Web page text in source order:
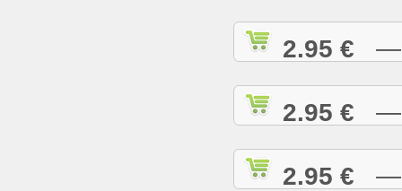
2.95 € —
2.95 € —
2.95 € —